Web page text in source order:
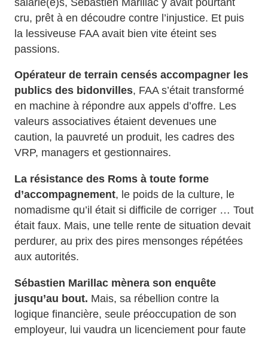
cru, prêt à en découdre contre l’injustice. Et puis
la lessiveuse FAA avait bien vite éteint ses
passions.
Opérateur de terrain censés accompagner les
publics des bidonvilles, FAA s’était transformé
en machine à répondre aux appels d’offre. Les
valeurs associatives étaient devenues une
caution, la pauvreté un produit, les cadres des
VRP, managers et gestionnaires.
La résistance des Roms à toute forme
d’accompagnement, le poids de la culture, le
nomadisme qu’il était si difficile de corriger … Tout
était faux. Mais, une telle rente de situation devait
perdurer, au prix des pires mensonges répétées
aux autorités.
Sébastien Marillac mènera son enquête
jusqu’au bout. Mais, sa rébellion contre la
logique financière, seule préoccupation de son
employeur, lui vaudra un licenciement pour faute